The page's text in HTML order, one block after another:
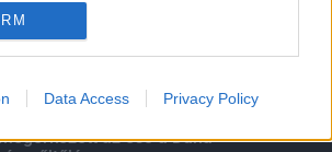
Data Access Privacy Policy
az eső a Duna